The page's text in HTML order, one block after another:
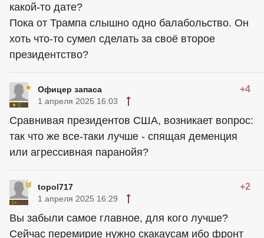
какой-то дате?
Пока от Трампа слышно одно балабольство. Он
хоть что-то сумел сделать за своё второе
президентство?
Офицер запаса +4
1 апреля 2025 16:03
Сравнивая президентов США, возникает вопрос:
так что же все-таки лучше - спящая деменция
или агрессивная паранойя?
topol717 +2
1 апреля 2025 16:29
Вы забыли самое главное, для кого лучше?
Сейчас перемирие нужно скакаусам ибо фронт